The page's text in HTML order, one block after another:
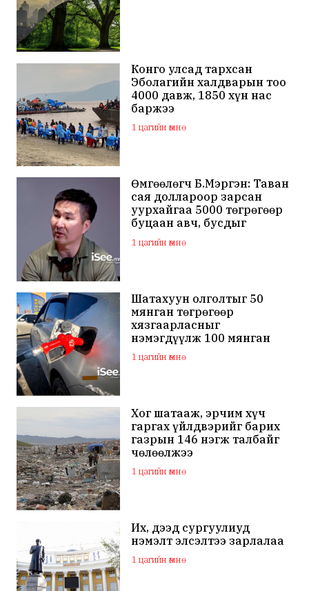
Конго улсад тархсан
Эболагийн халдварын тоо
4000 давж, 1850 хүн нас
баржээ
1 цагийн өмнө
Өмгөөлөгч Б.Мэргэн: Таван
сая доллароор зарсан
уурхайгаа 5000 төгрөгөөр
буцаан авч, бусдыг
залилсан Ө.Ганзоригийн
өмгөөлөгч ёс зүйгүйгээр
1 цагийн өмнө
Шатахуун олголтыг 50
мянган төгрөгөөр
хязгаарласныг
нэмэгдүүлж 100 мянган
төгрөгт хүргэхээр судалж
байна
1 цагийн өмнө
Хог шатааж, эрчим хүч
гаргах үйлдвэрийг барих
газрын 146 нэгж талбайг
чөлөөлжээ
1 цагийн өмнө
Их, дээд сургуулиуд
нэмэлт элсэлтээ зарлалаа
1 цагийн өмнө